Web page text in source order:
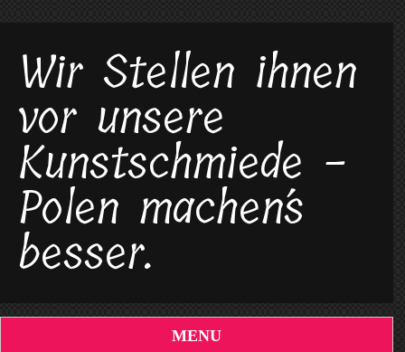
Wir Stellen ihnen
vor unsere
Kunstschmiede -
Polen machen´s
besser.
MENU